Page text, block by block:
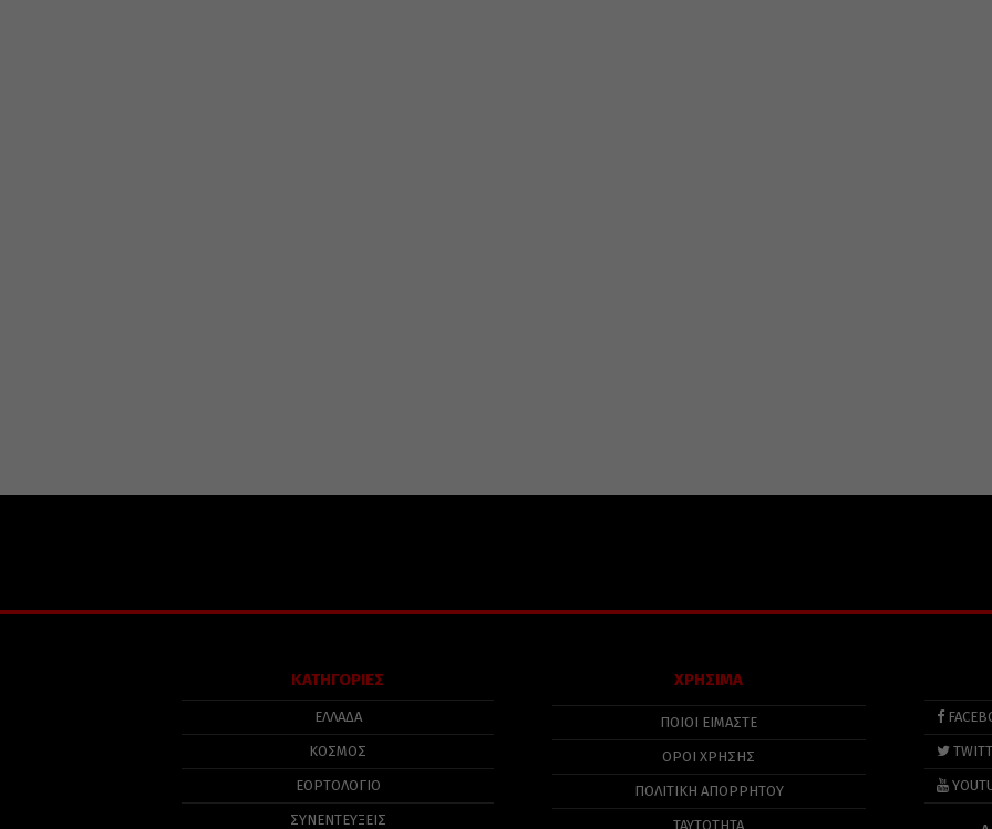
ΚΑΤΗΓΟΡΙΕΣ
ΕΛΛΑΔΑ
ΚΟΣΜΟΣ
ΕΟΡΤΟΛΟΓΙΟ
ΣΥΝΕΝΤΕΥΞΕΙΣ
ΧΡΗΣΙΜΑ
ΠΟΙΟΙ ΕΙΜΑΣΤΕ
ΟΡΟΙ ΧΡΗΣΗΣ
ΠΟΛΙΤΙΚΉ ΑΠΟΡΡΉΤΟΥ
ΤΑΥΤΟΤΗΤΑ